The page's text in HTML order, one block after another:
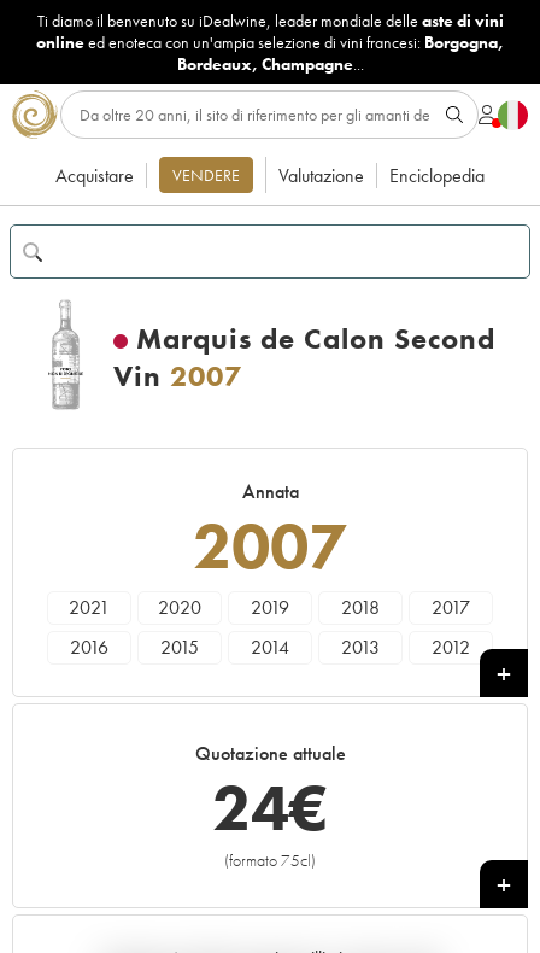
Ti diamo il benvenuto su iDealwine, leader mondiale delle aste di vini
onlineed enoteca con un'ampia selezione di vini francesi: Borgogna,
Bordeaux, Champagne...
Acquistare VENDERE Valutazione Enciclopedia
Marquis de Calon Second
Vin 2007
Annata
2007
2021 2020 2019 2018
2017
2016
2015 2014 2013
2012
1990 1989
Quotazione attuale
24€
(formato 75cl)
+